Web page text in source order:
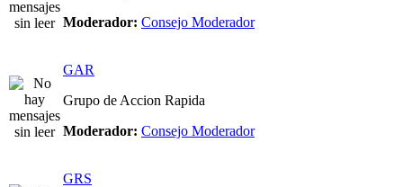
Moderador: Consejo Moderador
GAR
Grupo de Accion Rapida
Moderador: Consejo Moderador
GRS